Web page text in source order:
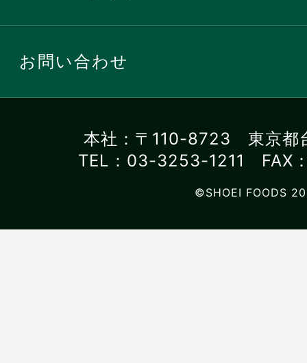
お問い合わせ
本社：〒110-8723 東京都
TEL：03-3253-1211 FAX
©SHOEI FOODS